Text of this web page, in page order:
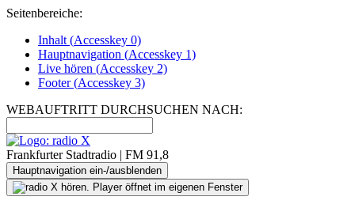
Seitenbereiche:
Inhalt (Accesskey 0)
Hauptnavigation (Accesskey 1)
Live hören (Accesskey 2)
Footer(Accesskey 3)
WEBAUFTRITT DURCHSUCHEN NACH:
Frankfurter Stadtradio | FM 91,8
Hauptnavigation ein-/ausblenden